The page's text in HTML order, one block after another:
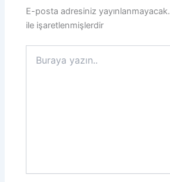
E-posta adresiniz yayınlanmayacak.
ile işaretlenmişlerdir
yazın..